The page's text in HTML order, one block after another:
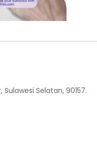
Sulawesi Selatan, 90157.